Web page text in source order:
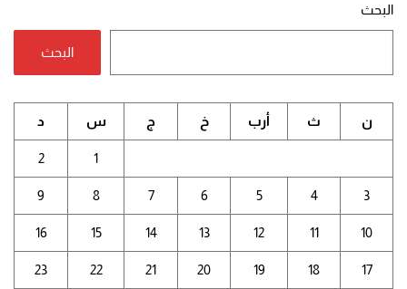
البحث
البحث
ن ث أرب خ ج س د
1
2
3
4
5
6
7
8
9
10
11
12
13
14
15
16
17
18
19
20
21
22
23